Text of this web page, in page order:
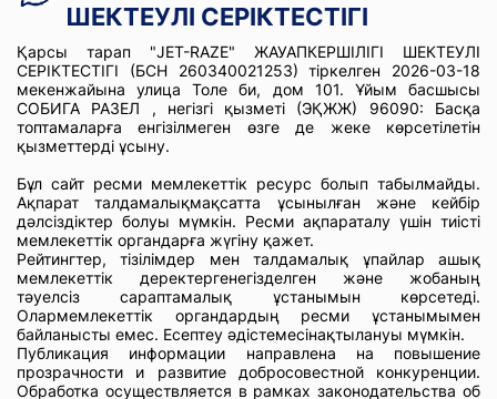
ШЕКТЕУЛІ СЕРІКТЕСТІГІ
Қарсы тарап "JET-RAZE" ЖАУАПКЕРШІЛІГІ ШЕКТЕУЛІ
СЕРІКТЕСТІГІ (БСН 260340021253) тіркелген 2026-03-18
мекенжайына улица Толе би, дом 101. Ұйым басшысы
СОБИГА РАЗЕЛ , негізгі қызметі (ЭҚЖЖ) 96090: Басқа
топтамаларға енгізілмеген өзге де жеке көрсетілетін
қызметтерді ұсыну.
Бұл сайт ресми мемлекеттік ресурс болып табылмайды.
Ақпарат талдамалықмақсатта ұсынылған және кейбір
дәлсіздіктер болуы мүмкін. Ресми ақпараталу үшін тиісті
мемлекеттік органдарға жүгіну қажет.
Рейтингтер, тізілімдер мен талдамалық ұпайлар ашық
мемлекеттік деректергенегізделген және жобаның
тәуелсіз сараптамалық ұстанымын көрсетеді.
Олармемлекеттік органдардың ресми ұстанымымен
байланысты емес. Есептеу әдістемесінақтылануы мүмкін.
Публикация информации направлена на повышение
прозрачности и развитие добросовестной конкуренции.
Обработка осуществляется в рамках законодательства об